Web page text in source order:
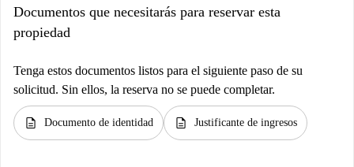
cómo proceder con la firma del contrato.
Documentos que necesitarás para reservar esta
propiedad
Tenga estos documentos listos para el siguiente paso de su
solicitud. Sin ellos, la reserva no se puede completar.
description Documento de identidad description Justificante de ingresos